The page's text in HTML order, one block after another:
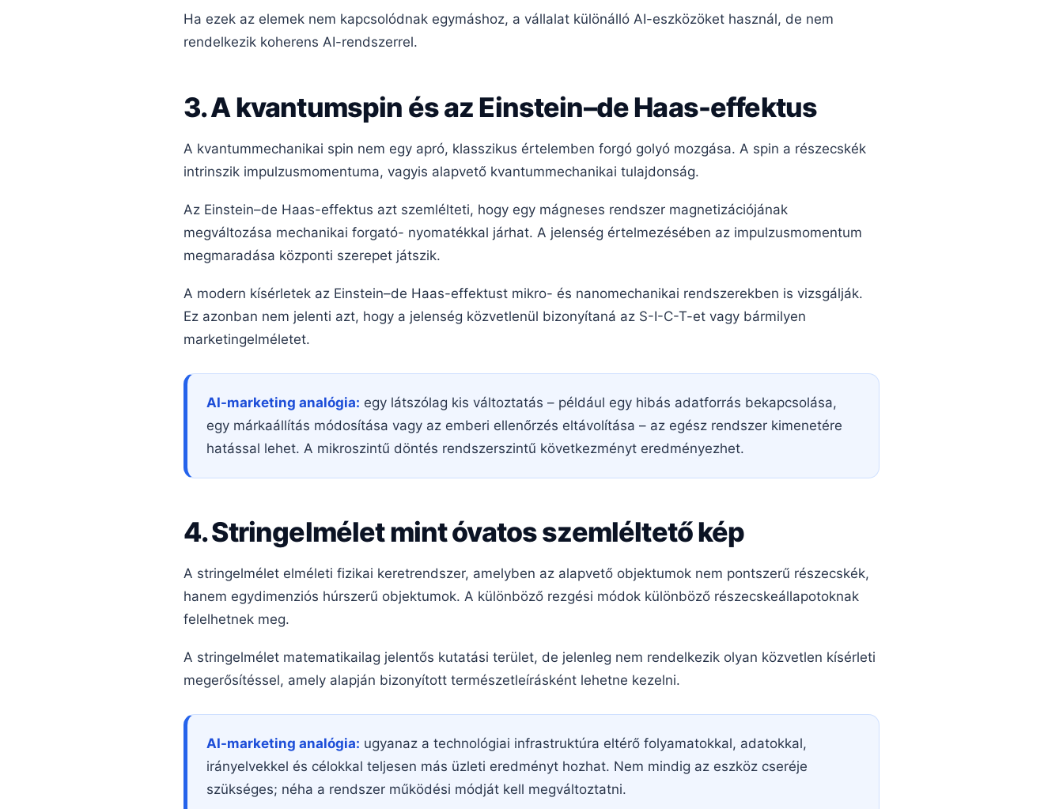
Ha ezek az elemek nem kapcsolódnak egymáshoz, a vállalat különálló AI-eszközöket használ, de nem
rendelkezik koherens AI-rendszerrel.
3. A kvantumspin és az Einstein–de Haas-effektus
A kvantummechanikai spin nem egy apró, klasszikus értelemben forgó golyó mozgása. A spin a részecskék
intrinszik impulzusmomentuma, vagyis alapvető kvantummechanikai tulajdonság.
Az Einstein–de Haas-effektus azt szemlélteti, hogy egy mágneses rendszer magnetizációjának
megváltozása mechanikai forgató- nyomatékkal járhat. A jelenség értelmezésében az impulzusmomentum
megmaradása központi szerepet játszik.
A modern kísérletek az Einstein–de Haas-effektust mikro- és nanomechanikai rendszerekben is vizsgálják.
Ez azonban nem jelenti azt, hogy a jelenség közvetlenül bizonyítaná az S-I-C-T-et vagy bármilyen
marketingelméletet.
AI-marketing analógia: egy látszólag kis változtatás – például egy hibás adatforrás bekapcsolása,
egy márkaállítás módosítása vagy az emberi ellenőrzés eltávolítása – az egész rendszer kimenetére
hatással lehet. A mikroszintű döntés rendszerszintű következményt eredményezhet.
4. Stringelmélet mint óvatos szemléltető kép
A stringelmélet elméleti fizikai keretrendszer, amelyben az alapvető objektumok nem pontszerű részecskék,
hanem egydimenziós húrszerű objektumok. A különböző rezgési módok különböző részecskeállapotoknak
felelhetnek meg.
A stringelmélet matematikailag jelentős kutatási terület, de jelenleg nem rendelkezik olyan közvetlen kísérleti
megerősítéssel, amely alapján bizonyított természetleírásként lehetne kezelni.
AI-marketing analógia: ugyanaz a technológiai infrastruktúra eltérő folyamatokkal, adatokkal,
irányelvekkel és célokkal teljesen más üzleti eredményt hozhat. Nem mindig az eszköz cseréje
szükséges; néha a rendszer működési módját kell megváltoztatni.